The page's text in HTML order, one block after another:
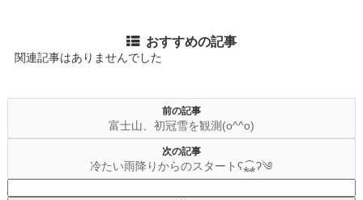
おすすめの記事
関連記事はありませんでした
前の記事
富士山、初冠雪を観測(o^^o)
次の記事
冷たい雨降りからのスタートʕ⁎̯͡⁎ʔ༄